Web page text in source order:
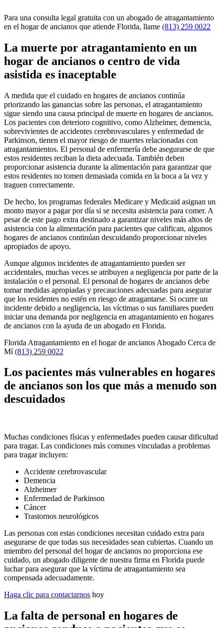
Para una consulta legal gratuita con un abogado de atragantamiento
en el hogar de ancianos que atiende Florida, llame (813) 259 0022
La muerte por atragantamiento en un
hogar de ancianos o centro de vida
asistida es inaceptable
A medida que el cuidado en hogares de ancianos continúa
priorizando las ganancias sobre las personas, el atragantamiento
sigue siendo una causa principal de muerte en hogares de ancianos.
Los pacientes con deterioro cognitivo, como Alzheimer, demencia,
sobrevivientes de accidentes cerebrovasculares y enfermedad de
Parkinson, tienen el mayor riesgo de muertes relacionadas con
atragantamientos. El personal de enfermería debe asegurarse de que
estos residentes reciban la dieta adecuada. También deben
proporcionar asistencia durante la alimentación para garantizar que
estos residentes no tomen demasiada comida en la boca a la vez y
traguen correctamente.
De hecho, los programas federales Medicare y Medicaid asignan un
monto mayor a pagar por día si se necesita asistencia para comer. A
pesar de este pago extra destinado a garantizar niveles más altos de
asistencia con la alimentación para pacientes que califican, algunos
hogares de ancianos continúan descuidando proporcionar niveles
apropiados de apoyo.
Aunque algunos incidentes de atragantamiento pueden ser
accidentales, muchas veces se atribuyen a negligencia por parte de la
instalación o el personal. El personal de hogares de ancianos debe
tomar medidas apropiadas y precauciones adecuadas para asegurar
que los residentes no estén en riesgo de atragantarse. Si ocurre un
incidente debido a negligencia, las víctimas o sus familiares pueden
iniciar una demanda por negligencia en atragantamiento en hogares
de ancianos con la ayuda de un abogado en Florida.
Florida Atragantamiento en el hogar de ancianos Abogado Cerca de
Mí(813) 259 0022
Los pacientes más vulnerables en hogares
de ancianos son los que más a menudo son
descuidados
Muchas condiciones físicas y enfermedades pueden causar dificultad
para tragar. Las condiciones más comunes vinculadas a problemas
para tragar incluyen:
Accidente cerebrovascular
Demencia
Alzheimer
Enfermedad de Parkinson
Cáncer
Trastornos neurológicos
Las personas con estas condiciones necesitan cuidado extra para
asegurarse de que todas sus necesidades sean cubiertas. Cuando un
miembro del personal del hogar de ancianos no proporciona ese
cuidado, un abogado diligente de nuestra firma en Florida puede
luchar para asegurar que la víctima de atragantamiento sea
compensada adecuadamente.
Haga clic para contactarnos hoy
La falta de personal en hogares de